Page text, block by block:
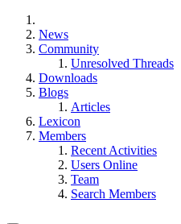
News
Community
Unresolved Threads
Downloads
Blogs
Articles
Lexicon
Members
Recent Activities
Users Online
Team
Search Members